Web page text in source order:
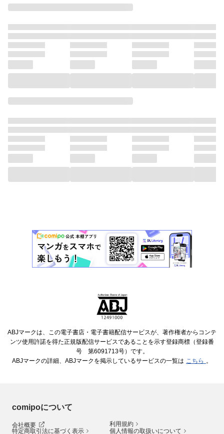
ABJマークは、この電子書店・電子書籍配信サービスが、著作権者からコンテ
ンツ使用許諾を得た正規版配信サービスであることを示す登録商標（登録番
号 第6091713号）です。
ABJマークの詳細、ABJマークを掲示しているサービスの一覧は こちら 。
comipoについて
会社概要
利用規約
特定商取引法に基づく表示
個人情報の取扱いについて